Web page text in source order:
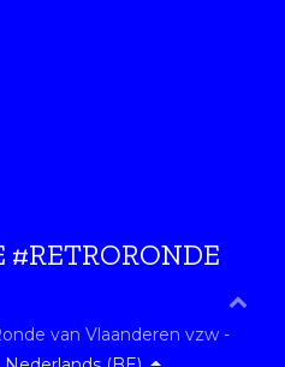
#RETRORONDE
van Vlaanderen vzw -